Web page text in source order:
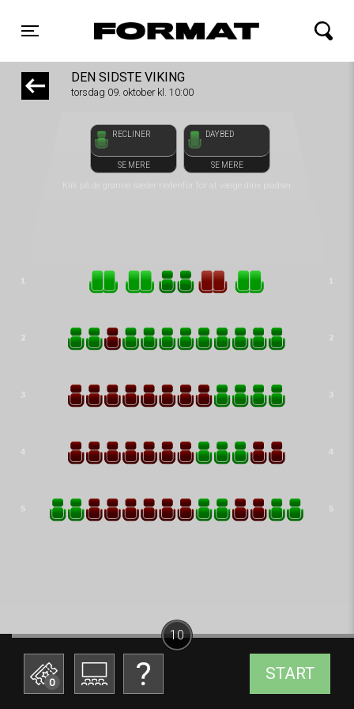
Toggle navigation
FORMAT Biograf
DEN SIDSTE VIKING
torsdag 09. oktober kl. 10:00
RECLINER
SE MERE
DAYBED
SE MERE
Klik på de grønne sæder nedenfor for at vælge dine pladser
0 START
10
1step-front02 125823